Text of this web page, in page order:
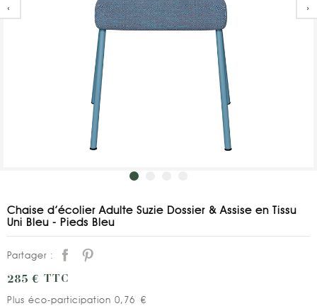
‹ ›
Chaise d’écolier Adulte Suzie Dossier & Assise en Tissu
Uni Bleu - Pieds Bleu
Partager :
285 € TTC
Plus éco-participation 0,76 €